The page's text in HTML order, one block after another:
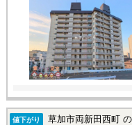
値下がり 草加市両新田西町